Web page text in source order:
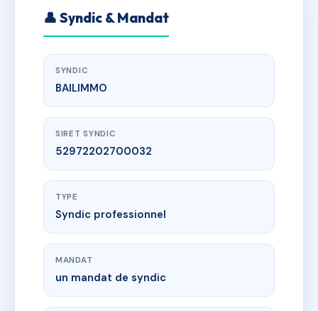
👤 Syndic & Mandat
SYNDIC
BAILIMMO
SIRET SYNDIC
52972202700032
TYPE
Syndic professionnel
MANDAT
un mandat de syndic